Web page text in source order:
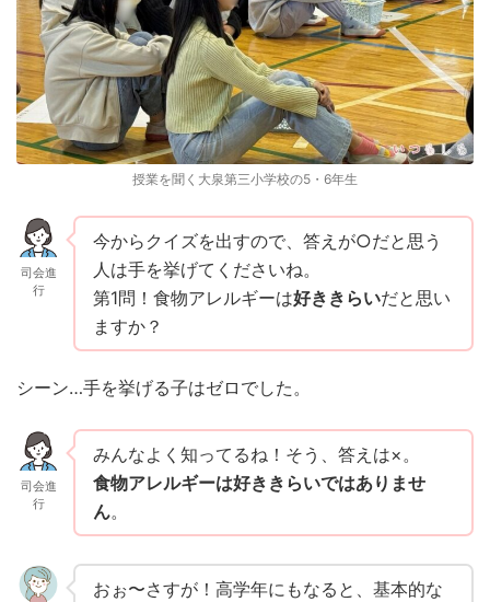
授業を聞く大泉第三小学校の5・6年生
司会進
行
今からクイズを出すので、答えが○だと思う
人は手を挙げてくださいね。
第1問！食物アレルギーは好ききらいだと思い
ますか？
シーン…手を挙げる子はゼロでした。
司会進
行
みんなよく知ってるね！そう、答えは×。
食物アレルギーは好ききらいではありませ
ん。
おぉ〜さすが！高学年にもなると、基本的な